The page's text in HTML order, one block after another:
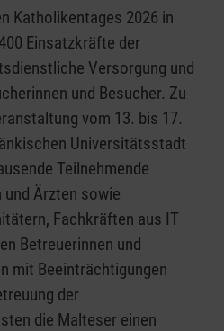
Katholikentages 2026 in
Einsatzkräfte der
Versorgung und
und Besucher. Zu
vom 13. bis 17.
Universitätsstadt
Teilnehmende
Ärzten sowie
Fachkräften aus IT
Betreuerinnen und
mit Beeinträchtigungen
der
die Malteser einen